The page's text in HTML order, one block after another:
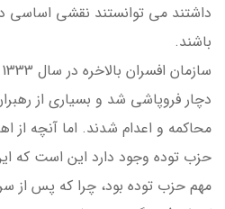
داشتند می توانستند نقشی اساسی
باشند.
دچار فروپاشی شد و بسیاری از
محاکمه و اعدام شدند. اما آنچه از
حزب توده وجود دارد این است که
مهم حزب توده بود، چرا که پس از